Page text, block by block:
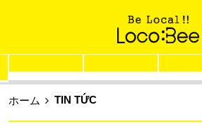
ホーム TIN TỨC